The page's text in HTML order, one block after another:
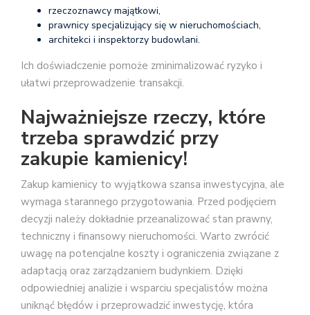
rzeczoznawcy majątkowi,
prawnicy specjalizujący się w nieruchomościach,
architekci i inspektorzy budowlani.
Ich doświadczenie pomoże zminimalizować ryzyko i
ułatwi przeprowadzenie transakcji.
Najważniejsze rzeczy, które
trzeba sprawdzić przy
zakupie kamienicy!
Zakup kamienicy to wyjątkowa szansa inwestycyjna, ale
wymaga starannego przygotowania. Przed podjęciem
decyzji należy dokładnie przeanalizować stan prawny,
techniczny i finansowy nieruchomości. Warto zwrócić
uwagę na potencjalne koszty i ograniczenia związane z
adaptacją oraz zarządzaniem budynkiem. Dzięki
odpowiedniej analizie i wsparciu specjalistów można
uniknąć błędów i przeprowadzić inwestycję, która